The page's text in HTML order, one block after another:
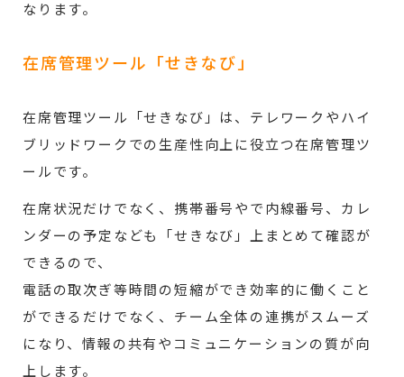
なります。
在席管理ツール「せきなび」
在席管理ツール「せきなび」は、テレワークやハイ
ブリッドワークでの生産性向上に役立つ在席管理ツ
ールです。
在席状況だけでなく、携帯番号やで内線番号、カレ
ンダーの予定なども「せきなび」上まとめて確認が
できるので、
電話の取次ぎ等時間の短縮ができ効率的に働くこと
ができるだけでなく、チーム全体の連携がスムーズ
になり、情報の共有やコミュニケーションの質が向
上します。